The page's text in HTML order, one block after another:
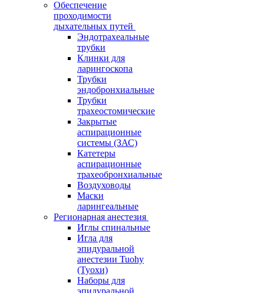
Обеспечение
проходимости
дыхательных путей
Эндотрахеальные
трубки
Клинки для
ларингоскопа
Трубки
эндобронхиальные
Трубки
трахеостомические
Закрытые
аспирационные
системы (ЗАС)
Катетеры
аспирационные
трахеобронхиальные
Воздуховоды
Маски
ларингеальные
Регионарная анестезия
Иглы спинальные
Игла для
эпидуральной
анестезии Tuohy
(Туохи)
Наборы для
эпидуральной